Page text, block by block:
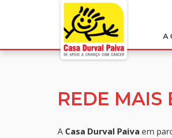
A
REDE MAIS
A Casa Durval Paiva em